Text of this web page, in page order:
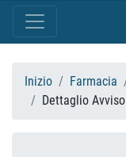
Inizio Farmacia
Dettaglio Avviso